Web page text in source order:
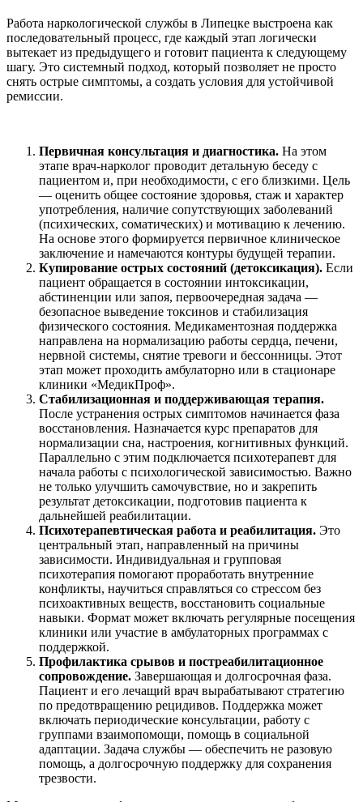
Работа наркологической службы в Липецке выстроена как
последовательный процесс, где каждый этап логически
вытекает из предыдущего и готовит пациента к следующему
шагу. Это системный подход, который позволяет не просто
снять острые симптомы, а создать условия для устойчивой
ремиссии.
Первичная консультация и диагностика. На этом
этапе врач-нарколог проводит детальную беседу с
пациентом и, при необходимости, с его близкими. Цель
— оценить общее состояние здоровья, стаж и характер
употребления, наличие сопутствующих заболеваний
(психических, соматических) и мотивацию к лечению.
На основе этого формируется первичное клиническое
заключение и намечаются контуры будущей терапии.
Купирование острых состояний (детоксикация). Если
пациент обращается в состоянии интоксикации,
абстиненции или запоя, первоочередная задача —
безопасное выведение токсинов и стабилизация
физического состояния. Медикаментозная поддержка
направлена на нормализацию работы сердца, печени,
нервной системы, снятие тревоги и бессонницы. Этот
этап может проходить амбулаторно или в стационаре
клиники «МедикПроф».
Стабилизационная и поддерживающая терапия.
После устранения острых симптомов начинается фаза
восстановления. Назначается курс препаратов для
нормализации сна, настроения, когнитивных функций.
Параллельно с этим подключается психотерапевт для
начала работы с психологической зависимостью. Важно
не только улучшить самочувствие, но и закрепить
результат детоксикации, подготовив пациента к
дальнейшей реабилитации.
Психотерапевтическая работа и реабилитация. Это
центральный этап, направленный на причины
зависимости. Индивидуальная и групповая
психотерапия помогают проработать внутренние
конфликты, научиться справляться со стрессом без
психоактивных веществ, восстановить социальные
навыки. Формат может включать регулярные посещения
клиники или участие в амбулаторных программах с
поддержкой.
Профилактика срывов и постреабилитационное
сопровождение. Завершающая и долгосрочная фаза.
Пациент и его лечащий врач вырабатывают стратегию
по предотвращению рецидивов. Поддержка может
включать периодические консультации, работу с
группами взаимопомощи, помощь в социальной
адаптации. Задача службы — обеспечить не разовую
помощь, а долгосрочную поддержку для сохранения
трезвости.